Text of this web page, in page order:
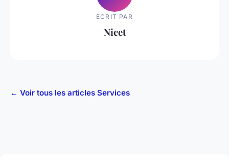
ECRIT PAR
Nicet
← Voir tous les articles Services